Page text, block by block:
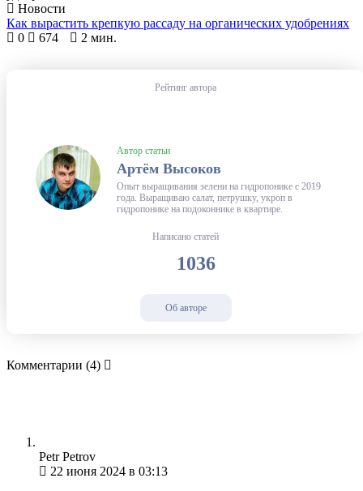
Новости
Как вырастить крепкую рассаду на органических удобрениях
0
674 2 мин.
Рейтинг автора
Автор статьи
Артём Высоков
Опыт выращивания зелени на гидропонике с 2019
года. Выращиваю салат, петрушку, укроп в
гидропонике на подоконнике в квартире.
Написано статей
1036
Об авторе
Комментарии (4)
Petr Petrov
22 июня 2024 в 03:13